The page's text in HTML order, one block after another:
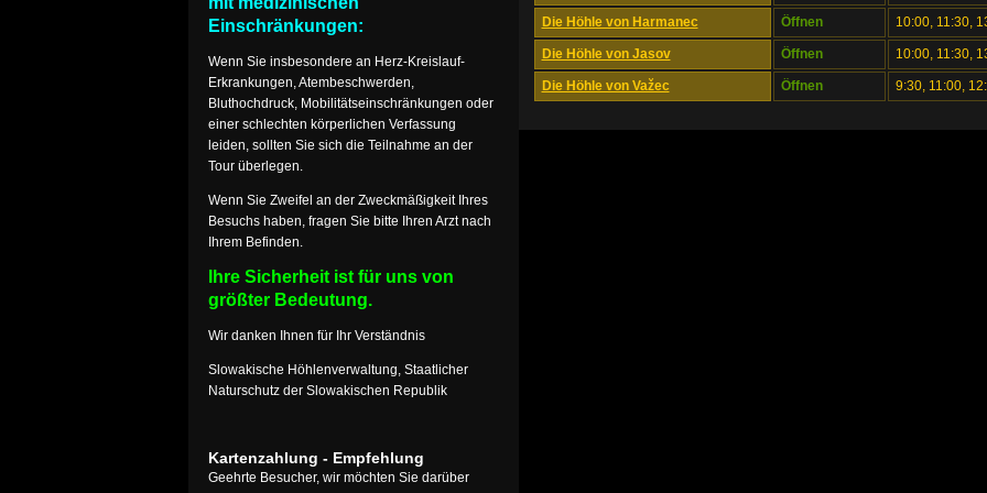
Die Höhle von Harmanec Öffnen 10:00, 11:30,
Die Höhle von Jasov Öffnen 10:00, 11:30,
Die Höhle von Važec Öffnen 9:30, 11:00,
Einschränkungen:
Wenn Sie insbesondere an Herz-Kreislauf-
Erkrankungen, Atembeschwerden,
Bluthochdruck, Mobilitätseinschränkungen oder
einer schlechten körperlichen Verfassung
leiden, sollten Sie sich die Teilnahme an der
Tour überlegen.
Wenn Sie Zweifel an der Zweckmäßigkeit Ihres
Besuchs haben, fragen Sie bitte Ihren Arzt nach
Ihrem Befinden.
Ihre Sicherheit ist für uns von
größter Bedeutung.
Wir danken Ihnen für Ihr Verständnis
Slowakische Höhlenverwaltung, Staatlicher
Naturschutz der Slowakischen Republik
Kartenzahlung - Empfehlung
Geehrte Besucher, wir möchten Sie darüber